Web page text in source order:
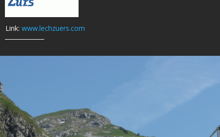
Link: www.lechzuers.com